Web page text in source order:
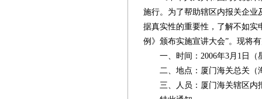
施行。为了帮助辖区内报关企业
据真实性的重要性，了解不如实
例》颁布实施宣讲大会”。现将
一、时间：2006年3月1日（
二、地点：厦门海关总关（海
三、人员：厦门海关辖区内报